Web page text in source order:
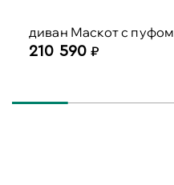
диван Маскот с пуфом
210 590